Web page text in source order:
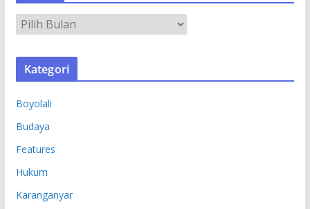
S
Kategori
Boyolali
Budaya
Features
Hukum
Karanganyar